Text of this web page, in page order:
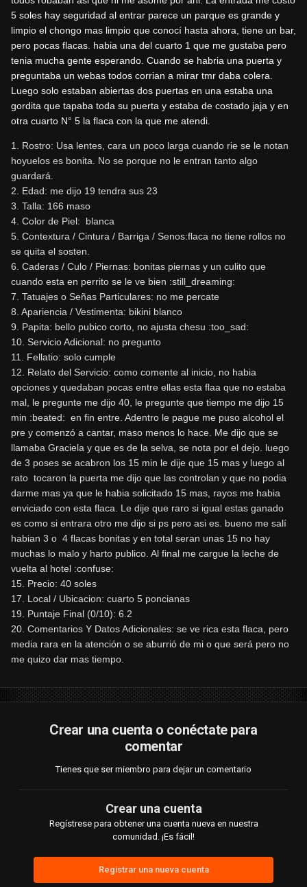
5 soles hay seguridad al entrar parece un parque es grande y
limpio el chongo mas limpio que conocí hasta ahora, tiene un bar,
pero pocas flacas. habia una del cuarto 1 que me gustaba pero
tenia mucha gente esperando. Cuando se habria una puerta y
preguntaba un webas todos corrian a mirar tmr daba colera.
Luego solo estaban abiertas dos puertas en una estaba una
gordita que tapaba toda su puerta y estaba de costado jaja y en
otra cuarto N° 5 la flaca con la que me atendi.
1. Rostro: Usa lentes, cara un poco larga cuando rie se le notan
hoyuelos es bonita. No se porque no le entran tanto algo
guardará.
2. Edad: me dijo 19 tendra sus 23
3. Talla: 166 maso
4. Color de Piel: blanca
5. Contextura / Cintura / Barriga / Senos:flaca no tiene rollos no
se quita el sosten.
6. Caderas / Culo / Piernas: bonitas piernas y un culito que
cuando esta en perrito se le ve bien :still_dreaming:
7. Tatuajes o Señas Particulares: no me percate
8. Apariencia / Vestimenta: bikini blanco
9. Papita: bello pubico corto, no ajusta chesu :too_sad:
10. Servicio Adicional: no pregunto
11. Fellatio: solo cumple
12. Relato del Servicio: como comente al inicio, no habia
opciones y quedaban pocas entre ellas esta flaa que no estaba
mal, le pregunte me dijo 40, le pregunte que tiempo me dijo 15
min :beated: en fin entre. Adentro le pague me puso alcohol el
pre y comenzó a cantar, maso menos lo hace. Me dijo que se
llamaba Graciela y que es de la selva, se nota por el dejo. luego
de 3 poses se acabron los 15 min le dije que 15 mas y luego al
rato tocaron la puerta me dijo que las controlan y que no podia
darme mas ya que le habia solicitado 15 mas, rayos me habia
enviciado con esta flaca. Le dije que raro si igual estas ganado
es como si entrara otro me dijo si ps pero asi es. bueno me salí
habian 3 o 4 flacas bonitas y en total seran unas 15 no hay
muchas lo malo y harto publico. Al final me cargue la leche de
vuelta al hotel :confuse:
15. Precio: 40 soles
17. Local / Ubicacion: cuarto 5 poncianas
19. Puntaje Final (0/10): 6.2
20. Comentarios Y Datos Adicionales: se ve rica esta flaca, pero
media rara en la atención o se aburrió de mi o que será pero no
me quizo dar mas tiempo.
Crear una cuenta o conéctate para
comentar
Tienes que ser miembro para dejar un comentario
Crear una cuenta
Regístrese para obtener una cuenta nueva en nuestra
comunidad. ¡Es fácil!
Registrar una nueva cuenta